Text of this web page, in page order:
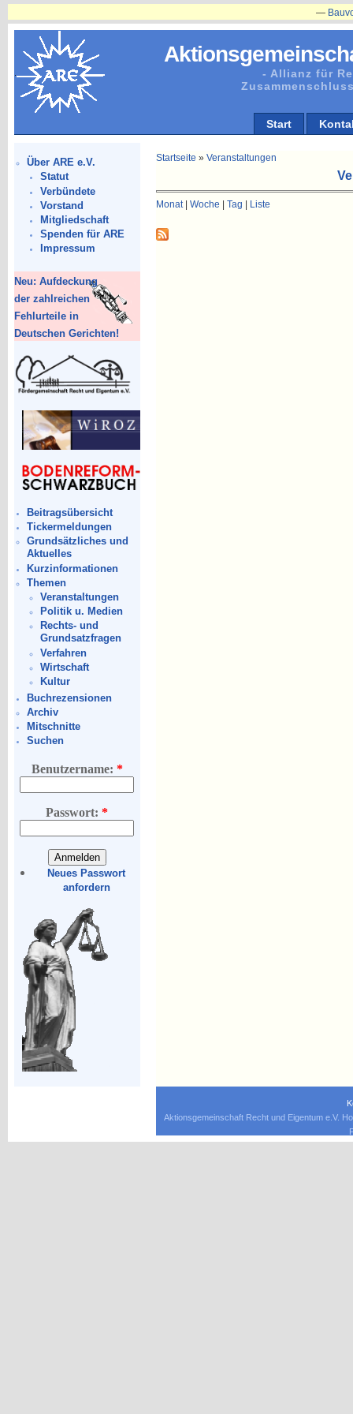
- Allianz für
Start
Über ARE e.V.
Statut
Verbündete
Vorstand
Mitgliedschaft
Spenden für ARE
Impressum
Neu: Aufdeckung
der zahlreichen
Fehlurteile in
Deutschen Gerichten!
Beitragsübersicht
Tickermeldungen
Grundsätzliches und
Aktuelles
Kurzinformationen
Themen
Veranstaltungen
Politik u. Medien
Rechts- und
Grundsatzfragen
Verfahren
Wirtschaft
Kultur
Buchrezensionen
Archiv
Mitschnitte
Suchen
Benutzername: *
Passwort:*
Neues Passwort
anfordern
Startseite » Veranstaltungen
Monat| Woche Tag Liste
Aktionsgemeinschaft Recht und Eigentum e.V.